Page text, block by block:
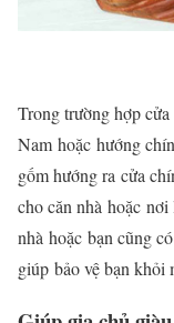
Trong trường hợp
Nam hoặc hướng
gốm hướng ra cửa
cho căn nhà hoặc
nhà hoặc bạn cũng
giúp bảo vệ bạn khỏi